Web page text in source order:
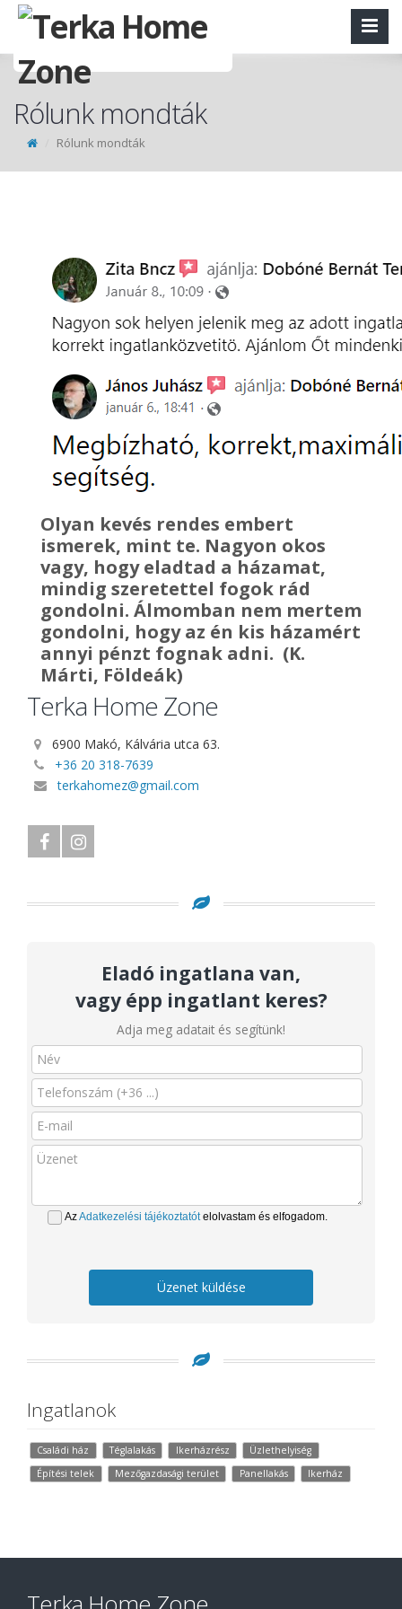
Rólunk mondták
Rólunk mondták
Olyan kevés rendes embert
ismerek, mint te. Nagyon okos
vagy, hogy eladtad a házamat,
mindig szeretettel fogok rád
gondolni. Álmomban nem mertem
gondolni, hogy az én kis házamért
annyi pénzt fognak adni. (K.
Márti, Földeák)
Terka Home Zone
6900 Makó, Kálvária utca 63.
+36 20 318-7639
terkahomez@gmail.com
Eladó ingatlana van,
vagy épp ingatlant keres?
Adja meg adatait és segítünk!
AzAdatkezelési tájékoztatótelolvastam és elfogadom.
Üzenet küldése
Ingatlanok
Családi ház Téglalakás Ikerházrész
Üzlethelyiség
Építési telek
Mezőgazdasági terület Panellakás Ikerház